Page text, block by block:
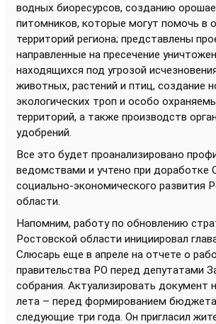
водных биоресурсов, созданию
питомников, которые могут помочь в
территорий региона; представлены
направленные на пресечение
находящихся под угрозой
животных, растений и птиц, создание
экологических троп и особо
территорий, а также производств
удобрений.
Все это будет проанализировано
ведомствами и учтено при доработке
социально-экономического развития
области.
Напомним, работу по обновлению
Ростовской области инициировал
Слюсарь еще в апреле на отчете о
правительства РО перед депутатами
собрания. Актуализировать документ
лета – перед формированием
следующие три года. Он пригласил